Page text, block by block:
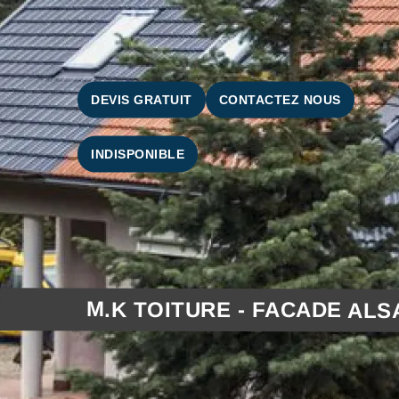
DEVIS GRATUIT CONTACTEZ NOUS
INDISPONIBLE
M.K TOITURE - FACADE